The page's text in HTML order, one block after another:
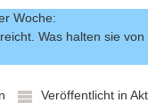
Woche:
Was halten sie
Veröffentlicht in